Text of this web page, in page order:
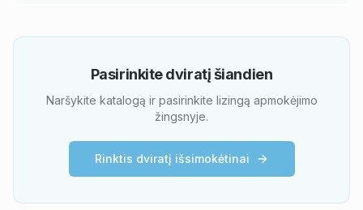
Pasirinkite dviratį šiandien
Naršykite katalogą ir pasirinkite lizingą apmokėjimo
žingsnyje.
Rinktis dviratį išsimokėtinai